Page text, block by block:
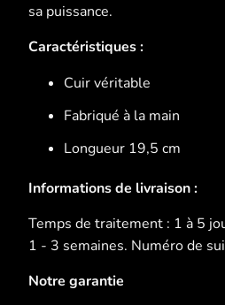
sa puissance.
Caractéristiques :
Cuir véritable
Fabriqué à la main
Longueur 19,5 cm
Informations de livraison :
Temps de traitement : 1 à 5
1 - 3 semaines. Numéro de
Notre garantie